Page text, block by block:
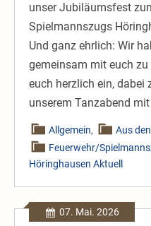
unser Jubiläumsfest
Spielmannszugs
Und ganz ehrlich: Wir
gemeinsam mit euch
euch herzlich ein, dabei
unserem Tanzabend mit
Allgemein, Aus
Feuerwehr/
Höringhausen Aktuell
07. Mai. 2026